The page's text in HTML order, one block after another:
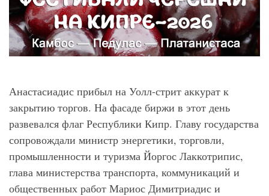
Анастасиадис прибыл на Уолл-стрит аккурат к
закрытию торгов. На фасаде биржи в этот день
развевался флаг Республики Кипр. Главу государства
сопровождали министр энергетики, торговли,
промышленности и туризма Йоргос Лаккотрипис,
глава министерства транспорта, коммуникаций и
общественных работ Мариос Димитриадис и